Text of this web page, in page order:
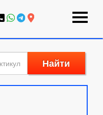
Найти